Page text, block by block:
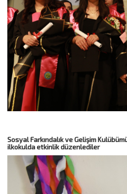
Sosyal Farkındalık ve Gelişim
ilkokulda etkinlik düzenlediler